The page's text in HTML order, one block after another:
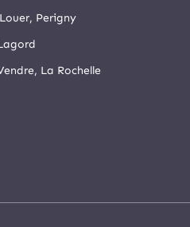
Perigny
La Rochelle